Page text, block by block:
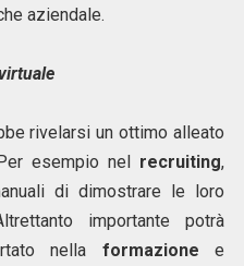
aziendale.
rivelarsi un ottimo alleato
esempio nel recruiting,
di dimostrare le loro
importante potrà
nella formazione e